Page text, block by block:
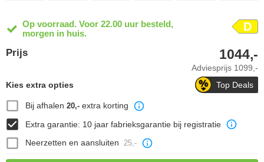
Op voorraad. Voor 22.00 uur besteld,
morgen in huis.
D
Prijs
Adviesprijs 1099,-
1044,-
Top Deals
Kies extra opties
Bij afhalen 20,-extra korting
Extra garantie: 10 jaar fabrieksgarantie bij registratie
Neerzetten en aansluiten 25,-